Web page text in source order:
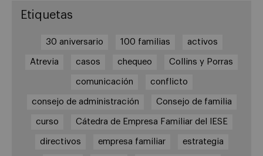
Etiquetas
30 aniversario 100 familias activos
Atrevia casos chequeo Collins y Porras
comunicación conflicto
consejo de administración Consejo de familia
curso Cátedra de Empresa Familiar del IESE
directivos empresa familiar estrategia